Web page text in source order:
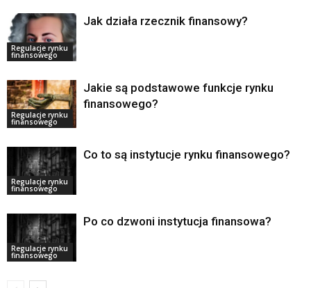
Regulacje rynku
finansowego
Jak działa rzecznik finansowy?
Regulacje rynku
finansowego
Jakie są podstawowe funkcje rynku
finansowego?
Regulacje rynku
finansowego
Co to są instytucje rynku finansowego?
Regulacje rynku
finansowego
Po co dzwoni instytucja finansowa?